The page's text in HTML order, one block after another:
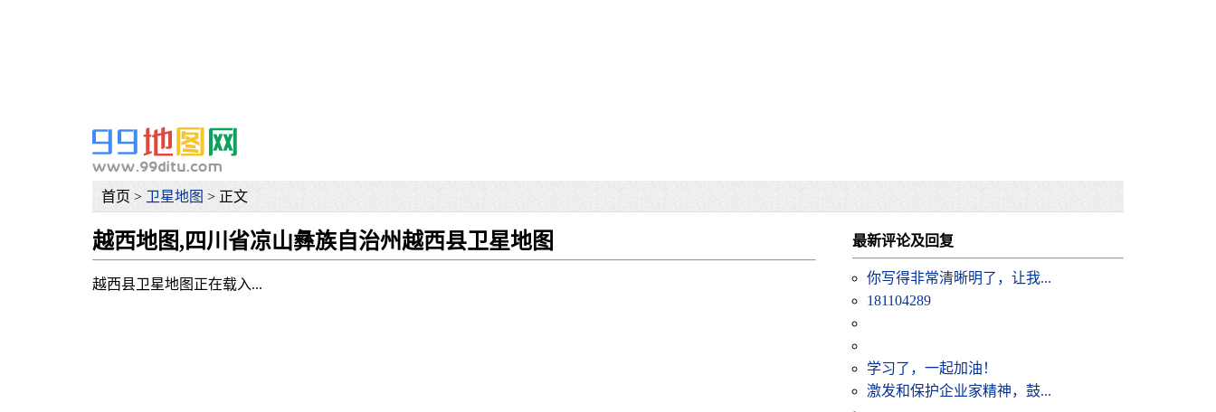
首页 > 卫星地图 > 正文
越西地图,四川省凉山彝族自治州越西县卫星地图
越西县卫星地图正在载入...
最新评论及回复
你写得非常清晰明了，让我...
181104289
学习了，一起加油！
激发和保护企业家精神，鼓...